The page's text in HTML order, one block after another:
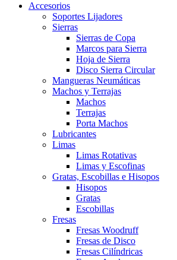
Accesorios
Soportes Lijadores
Sierras
Sierras de Copa
Marcos para Sierra
Hoja de Sierra
Disco Sierra Circular
Mangueras Neumáticas
Machos y Terrajas
Machos
Terrajas
Porta Machos
Lubricantes
Limas
Limas Rotativas
Limas y Escofinas
Gratas, Escobillas e Hisopos
Hisopos
Gratas
Escobillas
Fresas
Fresas Woodruff
Fresas de Disco
Fresas Cilíndricas